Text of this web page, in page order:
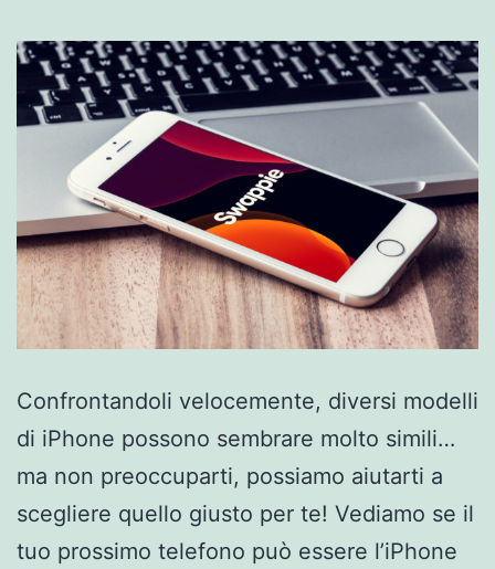
Confrontandoli velocemente, diversi modelli
di iPhone possono sembrare molto simili…
ma non preoccuparti, possiamo aiutarti a
scegliere quello giusto per te! Vediamo se il
tuo prossimo telefono può essere l’iPhone